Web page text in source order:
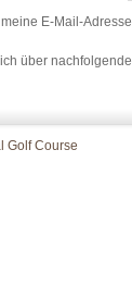
E-Mail-
über
Golf Course